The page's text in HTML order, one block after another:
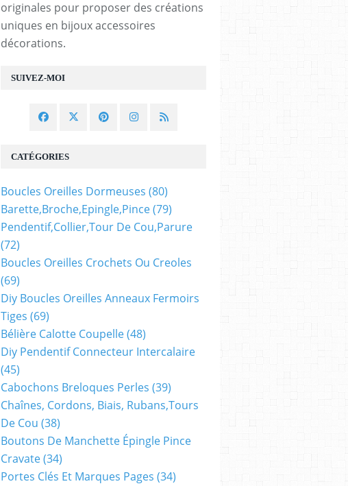
SUIVEZ-MOI
originales pour proposer des créations
uniques en bijoux accessoires
décorations.
CATÉGORIES
Boucles Oreilles Dormeuses (80)
Barette,broche,epingle,pince(79)
Pendentif,collier,tour De Cou,parure
(72)
Boucles Oreilles Crochets Ou Creoles
(69)
Diy Boucles Oreilles Anneaux Fermoirs
Tiges (69)
Bélière Calotte Coupelle(48)
Diy Pendentif Connecteur Intercalaire
(45)
Cabochons Breloques Perles (39)
Chaînes, Cordons, Biais, Rubans,tours
De Cou (38)
Boutons De Manchette Épingle Pince
Cravate(34)
Portes Clés Et Marques Pages (34)